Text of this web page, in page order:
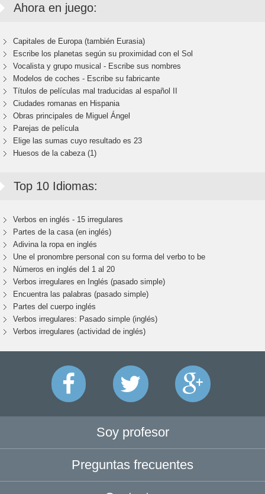
Ahora en juego:
Capitales de Europa (también Eurasia)
Escribe los planetas según su proximidad con el Sol
Vocalista y grupo musical - Escribe sus nombres
Modelos de coches - Escribe su fabricante
Títulos de películas mal traducidas al español II
Ciudades romanas en Hispania
Obras principales de Miguel Ángel
Parejas de película
Elige las sumas cuyo resultado es 23
Huesos de la cabeza (1)
Top 10 Idiomas:
Verbos en inglés - 15 irregulares
Partes de la casa (en inglés)
Adivina la ropa en inglés
Une el pronombre personal con su forma del verbo to be
Números en inglés del 1 al 20
Verbos irregulares en Inglés (pasado simple)
Encuentra las palabras (pasado simple)
Partes del cuerpo inglés
Verbos irregulares: Pasado simple (inglés)
Verbos irregulares (actividad de inglés)
Soy profesor
Preguntas frecuentes